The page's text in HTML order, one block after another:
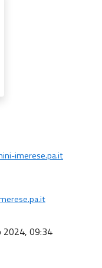
imerese.pa.it
2024, 09:34